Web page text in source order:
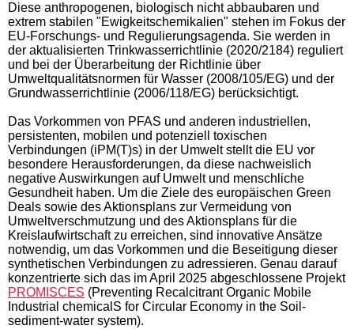
Diese anthropogenen, biologisch nicht abbaubaren und
extrem stabilen "Ewigkeitschemikalien" stehen im Fokus der
EU-Forschungs- und Regulierungsagenda. Sie werden in
der aktualisierten Trinkwasserrichtlinie (2020/2184) reguliert
und bei der Überarbeitung der Richtlinie über
Umweltqualitätsnormen für Wasser (2008/105/EG) und der
Grundwasserrichtlinie (2006/118/EG) berücksichtigt.
Das Vorkommen von PFAS und anderen industriellen,
persistenten, mobilen und potenziell toxischen
Verbindungen (iPM(T)s) in der Umwelt stellt die EU vor
besondere Herausforderungen, da diese nachweislich
negative Auswirkungen auf Umwelt und menschliche
Gesundheit haben. Um die Ziele des europäischen Green
Deals sowie des Aktionsplans zur Vermeidung von
Umweltverschmutzung und des Aktionsplans für die
Kreislaufwirtschaft zu erreichen, sind innovative Ansätze
notwendig, um das Vorkommen und die Beseitigung dieser
synthetischen Verbindungen zu adressieren. Genau darauf
konzentrierte sich das im April 2025 abgeschlossene Projekt
PROMISCES (Preventing Recalcitrant Organic Mobile
Industrial chemicalS for Circular Economy in the Soil-
sediment-water system).